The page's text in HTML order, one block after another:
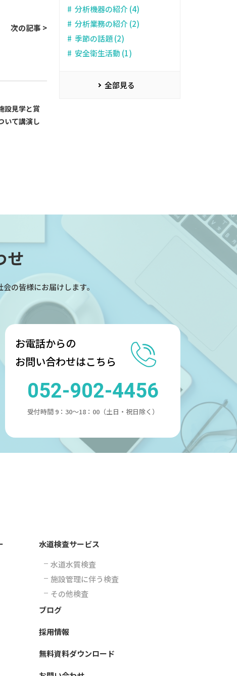
次の記事 >
設見学と賞
いて講演し
分析機器の紹介 (4)
分析業務の紹介 (2)
季節の話題 (2)
安全衛生活動 (1)
全部見る
せ
の皆様にお届けします。
お電話からの
お問い合わせはこちら
052-902-4456
受付時間 9：30～18：00（土日・祝日除く）
水道検査サービス
水道水質検査
施設管理に伴う検査
その他検査
ブログ
採用情報
無料資料ダウンロード